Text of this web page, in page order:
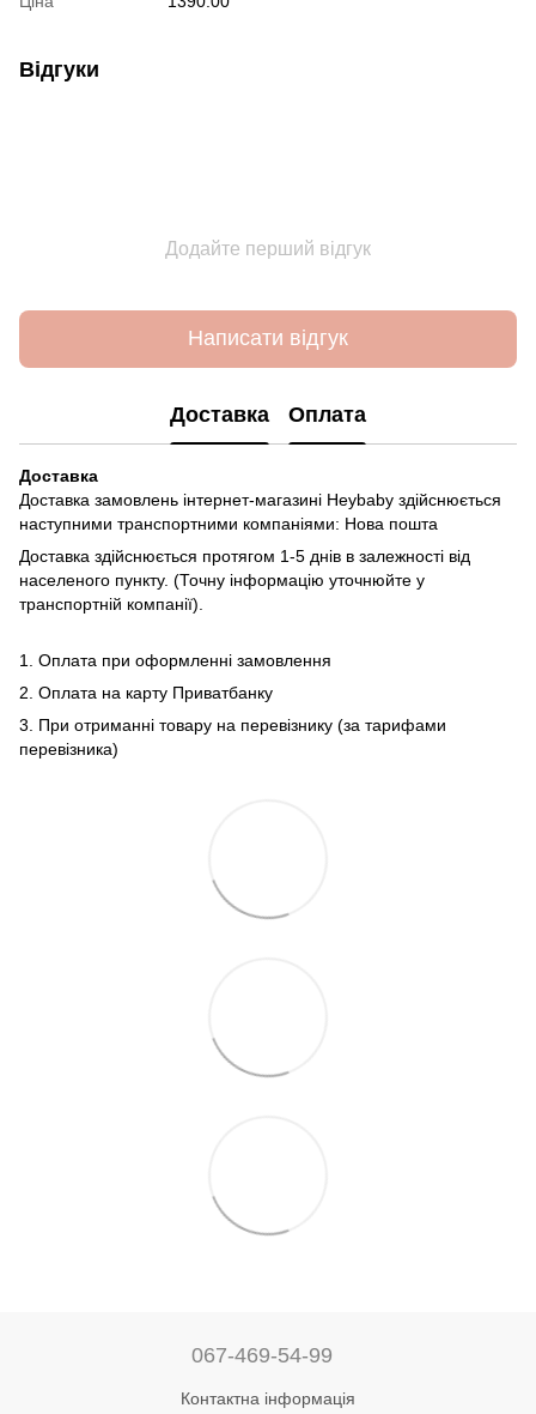
Відгуки
Додайте перший відгук
Написати відгук
Доставка Оплата
Доставка
Доставка замовлень інтернет-магазині Heybaby здійснюється
наступними транспортними компаніями: Нова пошта
Доставка здійснюється протягом 1-5 днів в залежності від
населеного пункту. (Точну інформацію уточнюйте у
транспортній компанії).
1. Оплата при оформленні замовлення
2. Оплата на карту Приватбанку
3. При отриманні товару на перевізнику (за тарифами
перевізника)
067-469-54-99
Контактна інформація